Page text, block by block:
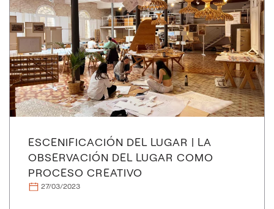
ESCENIFICACIÓN DEL LUGAR | LA
OBSERVACIÓN DEL LUGAR COMO
PROCESO CREATIVO
27/03/2023